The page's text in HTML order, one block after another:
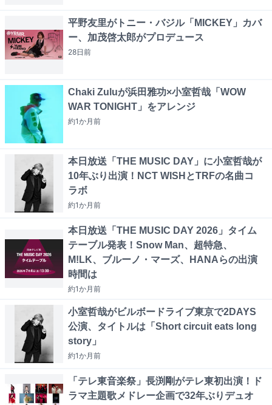
平野友里がトニー・バジル「MICKEY」カバ
ー、加茂啓太郎がプロデュース
28日前
Chaki Zuluが浜田雅功×小室哲哉「WOW
WAR TONIGHT」をアレンジ
約1か月前
本日放送「THE MUSIC DAY」に小室哲哉が
10年ぶり出演！NCT WISHとTRFの名曲コ
ラボ
約1か月前
本日放送「THE MUSIC DAY 2026」タイム
テーブル発表！Snow Man、超特急、
M!LK、ブルーノ・マーズ、HANAらの出演
時間は
約1か月前
小室哲哉がビルボードライブ東京で2DAYS
公演、タイトルは「Short circuit eats long
story」
約1か月前
「テレ東音楽祭」長渕剛がテレ東初出演！ド
ラマ主題歌メドレー企画で32年ぶりデュオ